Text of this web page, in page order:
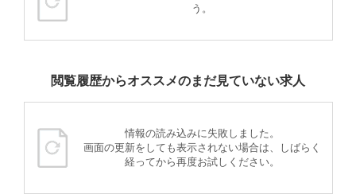
う。
閲覧履歴からオススメのまだ見ていない求人
情報の読み込みに失敗しました。
画面の更新をしても表示されない場合は、しばらく
経ってから再度お試しください。